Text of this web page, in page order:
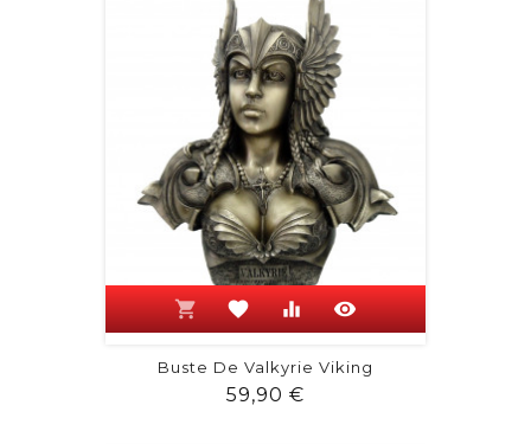
shopping_cart favorite equalizer visibility
Buste De Valkyrie Viking
59,90 €